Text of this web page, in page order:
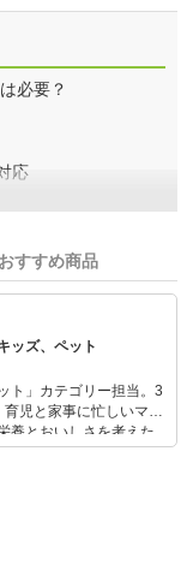
必要？
応
おすすめ商品
ッズ、ペット
ト」カテゴリー担当。3
児と家事に忙しいママ
養とおいしさを考えた
ムを楽しむためのスイ